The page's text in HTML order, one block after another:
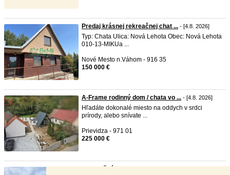
Predaj krásnej rekreačnej chat ... - [4.8. 2026]
Typ: Chata Ulica: Nová Lehota Obec: Nová Lehota
010-13-MIKUa ...
Nové Mesto n.Váhom - 916 35
150 000 €
A-Frame rodinný dom / chata vo ... - [4.8. 2026]
Hľadáte dokonalé miesto na oddych v srdci
prírody, alebo snívate ...
Prievidza - 971 01
225 000 €